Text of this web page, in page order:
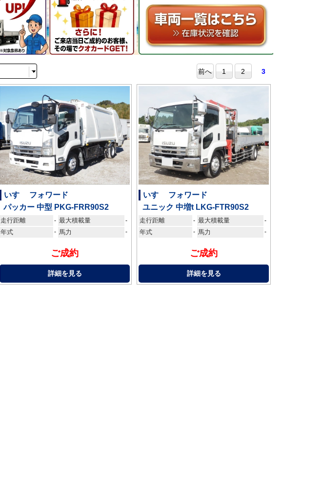
前へ 1 2 3
いすゞ フォワード
パッカー 中型 PKG-FRR90S2
走行距離 - 最大積載量 -
年式 - 馬力 -
ご成約
詳細を見る
いすゞ フォワード
ユニック 中増t LKG-FTR90S2
走行距離 - 最大積載量 -
年式 - 馬力 -
ご成約
詳細を見る